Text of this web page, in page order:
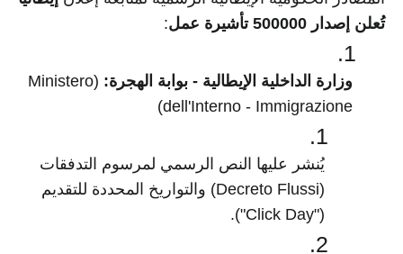
تُعلن إصدار 500000 تأشيرة عمل
:
وزارة الداخلية الإيطالية - بوابة الهجرة: (Ministero
dell'Interno - Immigrazione)
يُنشر عليها النص الرسمي لمرسوم التدفقات
(Decreto Flussi) والتواريخ المحددة للتقديم